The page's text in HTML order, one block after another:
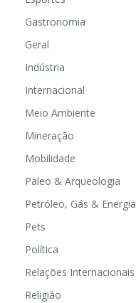
Gastronomia
Geral
Indústria
Internacional
Meio Ambiente
Mineração
Mobilidade
Paleo & Arqueologia
Petróleo, Gás & Energia
Pets
Política
Relações Internacionais
Religião